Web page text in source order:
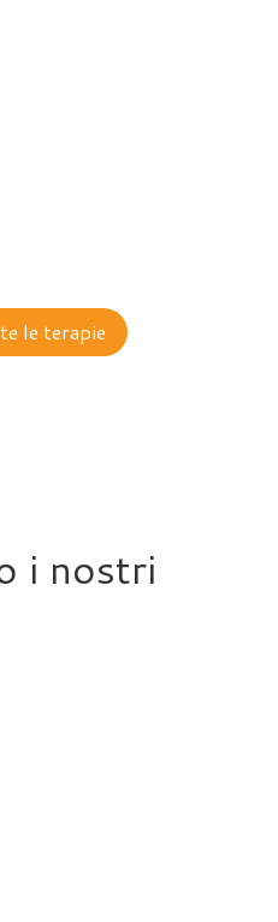
le terapie
i nostri